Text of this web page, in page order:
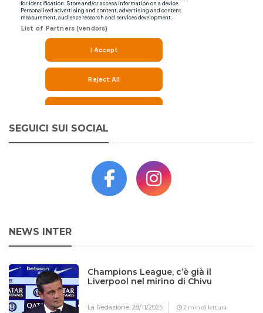
SEGUICI SUI SOCIAL
NEWS INTER
Champions League, c’è già il
Liverpool nel mirino di Chivu
La Redazione,28/11/2025 2 min di lettura